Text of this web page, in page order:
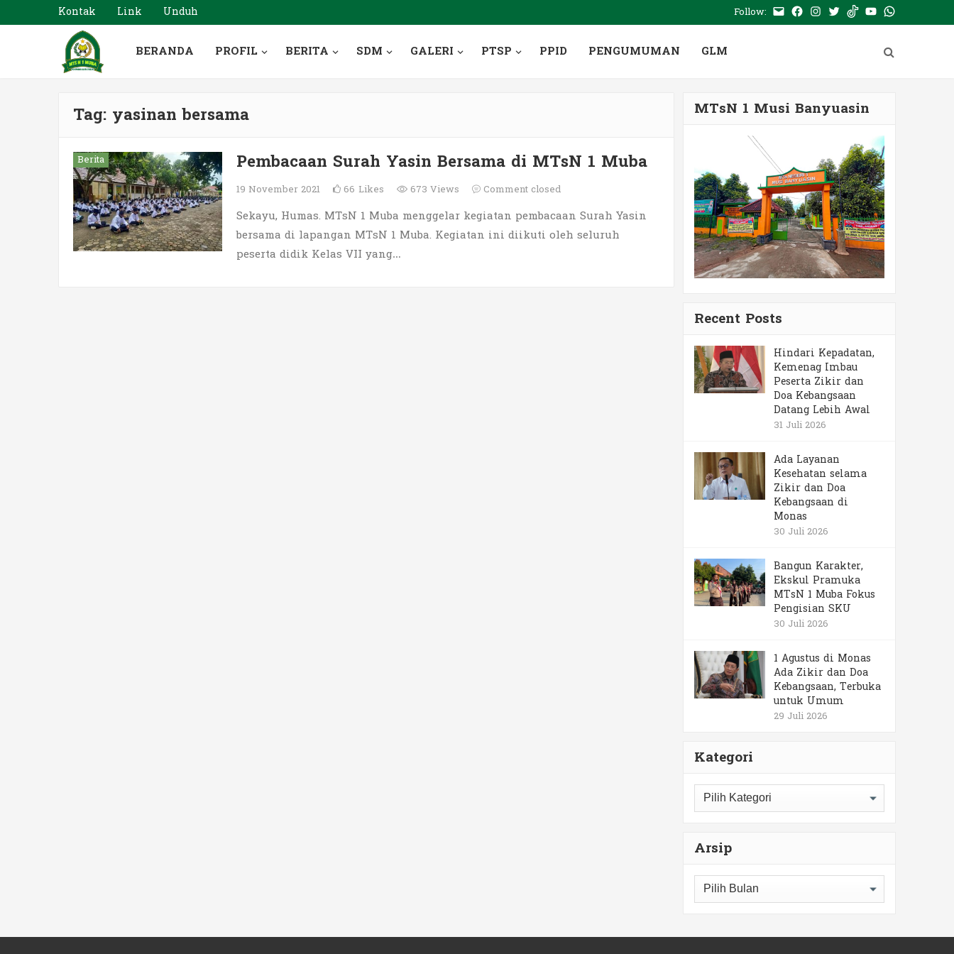
Kontak Link Unduh Follow: E- Facebook
Instagram
TwitterTiktokYoutubeWhatsApp
BERANDA PROFIL BERITA SDM GALERI PTSP PPID PENGUMUMAN GLM
Tag: yasinan bersama
Berita Pembacaan Surah Yasin Bersama di MTsN 1 Muba
19 November 2021 66 Likes 673 Views Comment closed
Sekayu, Humas. MTsN 1 Muba menggelar kegiatan pembacaan Surah Yasin
bersama di lapangan MTsN 1 Muba. Kegiatan ini diikuti oleh seluruh
peserta didik Kelas VII yang…
MTsN 1 Musi Banyuasin
Recent Posts
Hindari Kepadatan,
Kemenag Imbau
Peserta Zikir dan
Doa Kebangsaan
Datang Lebih Awal
31 Juli 2026
Ada Layanan
Kesehatan selama
Zikir dan Doa
Kebangsaan di
Monas
30 Juli 2026
Bangun Karakter,
Ekskul Pramuka
MTsN 1 Muba Fokus
Pengisian SKU
30 Juli 2026
1 Agustus di Monas
Ada Zikir dan Doa
Kebangsaan, Terbuka
untuk Umum
29 Juli 2026
Kategori
Kategori
Arsip
Arsip